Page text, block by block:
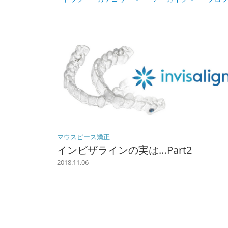
マウスピース矯正
インビザラインの実は…Part2
2018.11.06